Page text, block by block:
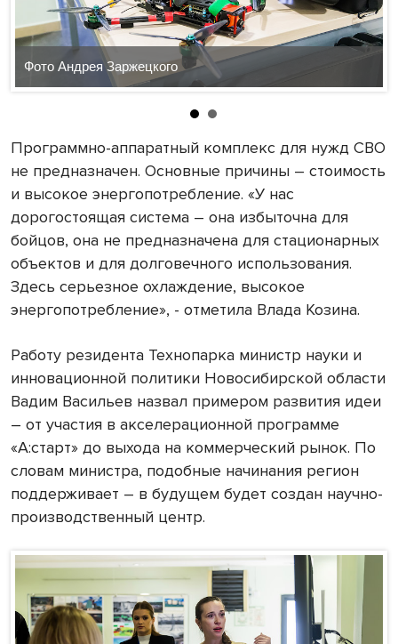
Фото Андрея Заржецкого
Программно-аппаратный комплекс для нужд СВО
не предназначен. Основные причины – стоимость
и высокое энергопотребление. «У нас
дорогостоящая система – она избыточна для
бойцов, она не предназначена для стационарных
объектов и для долговечного использования.
Здесь серьезное охлаждение, высокое
энергопотребление», - отметила Влада Козина.
Работу резидента Технопарка министр науки и
инновационной политики Новосибирской области
Вадим Васильев назвал примером развития идеи
– от участия в акселерационной программе
«А:старт» до выхода на коммерческий рынок. По
словам министра, подобные начинания регион
поддерживает – в будущем будет создан научно-
производственный центр.